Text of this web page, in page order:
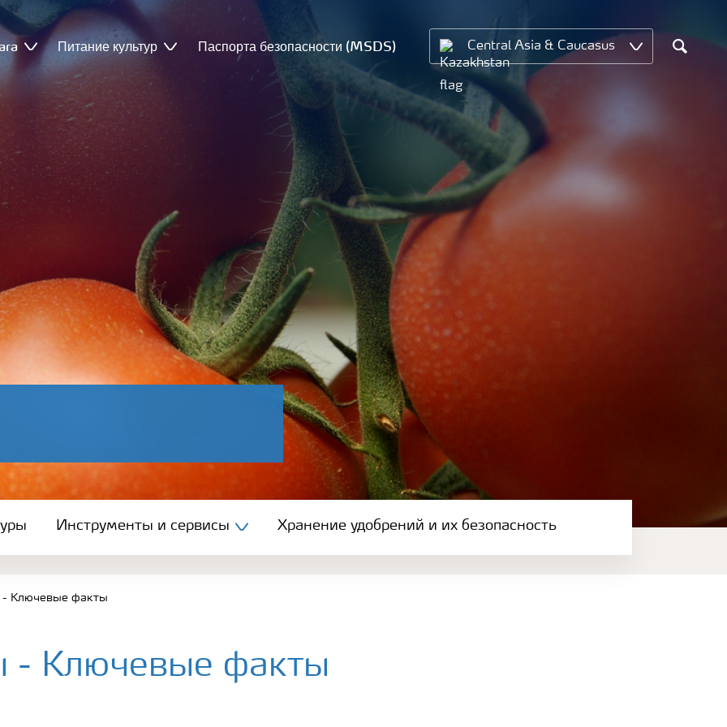
Питание культур Паспорта безопасности (MSDS) Central Asia & Caucasus
Search
Инструменты и сервисы Хранение удобрений и их безопасность
- Ключевые факты
- Ключевые факты